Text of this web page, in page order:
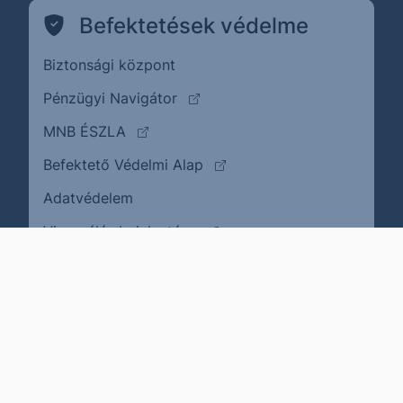
Befektetések védelme
Biztonsági központ
Pénzügyi Navigátor
(külső oldalra ugrik)
MNB ÉSZLA
(külső oldalra ugrik)
Befektető Védelmi Alap
(külső oldalra ugrik)
Adatvédelem
Visszaélés bejelentése(külső oldalra ugrik)